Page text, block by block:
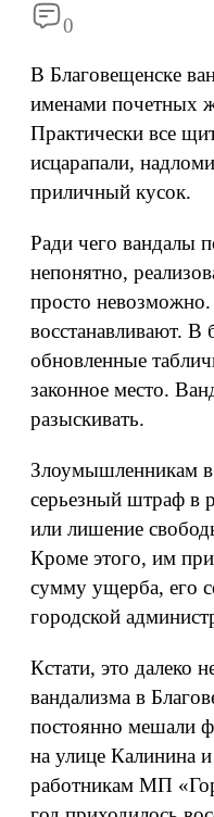
0
В Благовещенске
именами почетных
Практически все
исцарапали,
приличный кусок.
Ради чего вандалы
непонятно,
просто
восстанавливают.
обновленные
законное место.
разыскивать.
Злоумышленникам в
серьезный штраф в
или лишение
Кроме этого, им
сумму ущерба, его
городской
Кстати, это далеко
вандализма в
постоянно мешали
на улице Калинина
работникам МП